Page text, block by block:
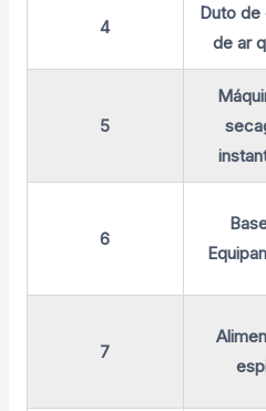
4
Duto de
de ar
5
6
7